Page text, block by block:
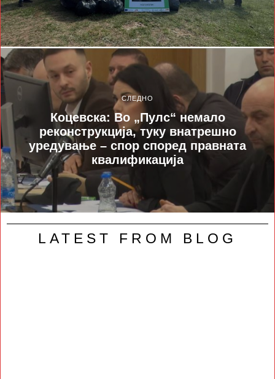
СЛЕДНО
Коцевска: Во „Пулс“ немало
реконструкција, туку внатрешно
уредување – спор според правната
квалификација
LATEST FROM BLOG